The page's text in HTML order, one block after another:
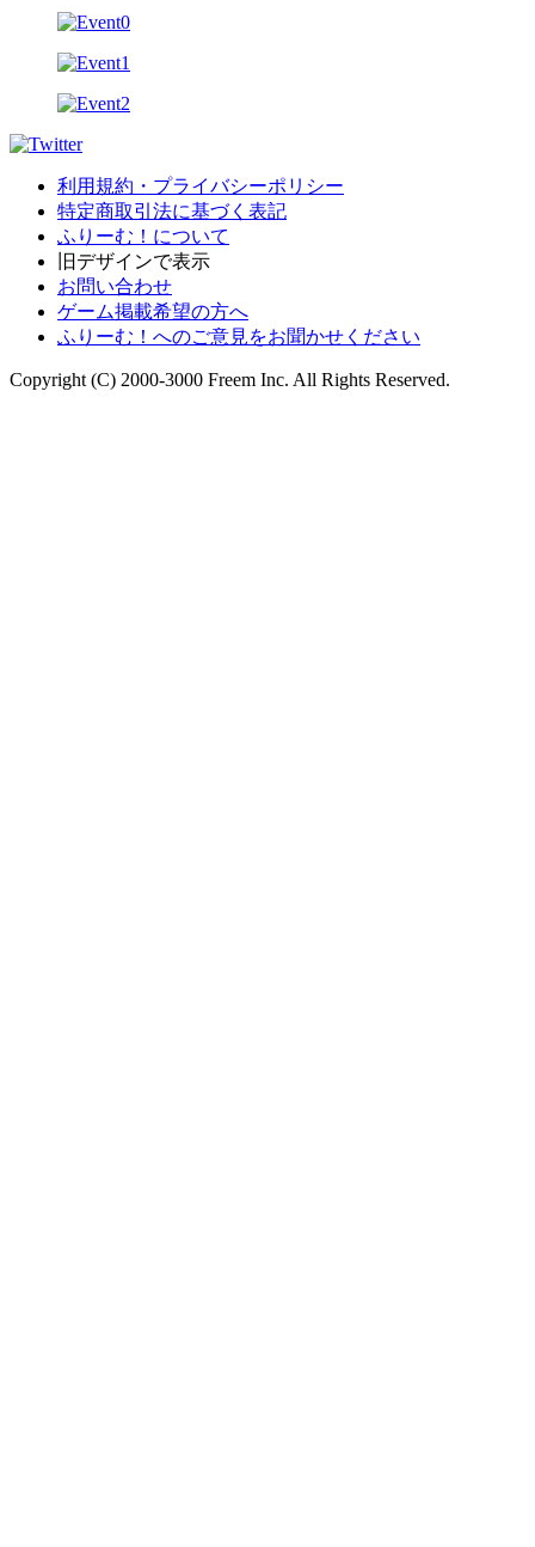
利用規約・プライバシーポリシー
特定商取引法に基づく表記
ふりーむ！について
旧デザインで表示
お問い合わせ
ゲーム掲載希望の方へ
ふりーむ！へのご意見をお聞かせください
Copyright (C) 2000-3000 Freem Inc. All Rights Reserved.